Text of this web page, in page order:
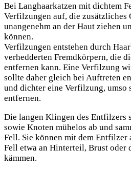
Bei Langhaarkatzen mit dichtem
Verfilzungen auf, die zusätzliches
unangenehm an der Haut ziehen
können.
Verfilzungen entstehen durch
verhedderten Fremdkörpern, die
entfernen kann. Eine Verfilzung
sollte daher gleich bei Auftreten
und dichter eine Verfilzung, umso
entfernen.
Die langen Klingen des Entfilzers
sowie Knoten mühelos ab und
Fell. Sie können mit dem Entfilzer
Fell etwa an Hinterteil, Brust oder
kämmen.